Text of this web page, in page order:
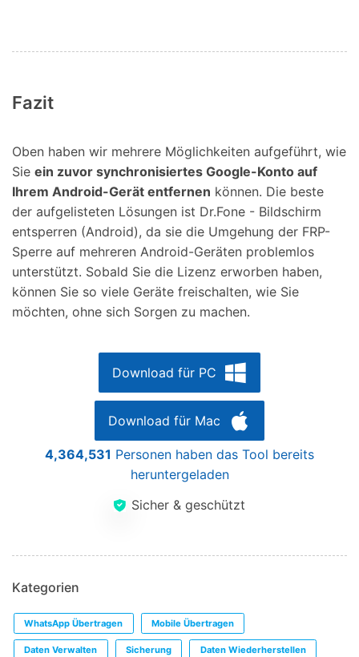
Fazit
Oben haben wir mehrere Möglichkeiten aufgeführt, wie
Sie ein zuvor synchronisiertes Google-Konto auf
Ihrem Android-Gerät entfernen können. Die beste
der aufgelisteten Lösungen ist Dr.Fone - Bildschirm
entsperren (Android), da sie die Umgehung der FRP-
Sperre auf mehreren Android-Geräten problemlos
unterstützt. Sobald Sie die Lizenz erworben haben,
können Sie so viele Geräte freischalten, wie Sie
möchten, ohne sich Sorgen zu machen.
Download für PC
Download für Mac
4,364,532 Personen haben das Tool bereits
heruntergeladen
Sicher & geschützt
Kategorien
WhatsApp Übertragen Mobile Übertragen
Daten Verwalten Sicherung Daten Wiederherstellen